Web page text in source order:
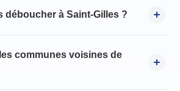
déboucher à Saint-Gilles ?
communes voisines de